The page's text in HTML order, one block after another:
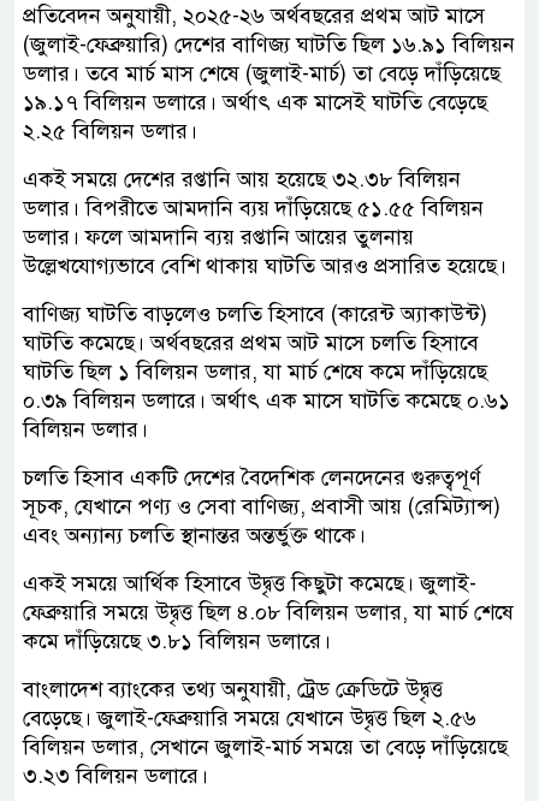
প্রতিবেদন অনুযায়ী, ২০২৫-২৬ অর্থবছরের প্রথম আট মাসে
(জুলাই-ফেব্রুয়ারি) দেশের বাণিজ্য ঘাটতি ছিল ১৬.৯১ বিলিয়ন
ডলার। তবে মার্চ মাস শেষে (জুলাই-মার্চ) তা বেড়ে দাঁড়িয়েছে
১৯.১৭ বিলিয়ন ডলারে। অর্থাৎ এক মাসেই ঘাটতি বেড়েছে
২.২৫ বিলিয়ন ডলার।
একই সময়ে দেশের রপ্তানি আয় হয়েছে ৩২.৩৮ বিলিয়ন
ডলার। বিপরীতে আমদানি ব্যয় দাঁড়িয়েছে ৫১.৫৫ বিলিয়ন
ডলার। ফলে আমদানি ব্যয় রপ্তানি আয়ের তুলনায়
উল্লেখযোগ্যভাবে বেশি থাকায় ঘাটতি আরও প্রসারিত হয়েছে।
বাণিজ্য ঘাটতি বাড়লেও চলতি হিসাবে (কারেন্ট অ্যাকাউন্ট)
ঘাটতি কমেছে। অর্থবছরের প্রথম আট মাসে চলতি হিসাবে
ঘাটতি ছিল ১ বিলিয়ন ডলার, যা মার্চ শেষে কমে দাঁড়িয়েছে
০.৩৯ বিলিয়ন ডলারে। অর্থাৎ এক মাসে ঘাটতি কমেছে ০.৬১
বিলিয়ন ডলার।
চলতি হিসাব একটি দেশের বৈদেশিক লেনদেনের গুরুত্বপূর্ণ
সূচক, যেখানে পণ্য ও সেবা বাণিজ্য, প্রবাসী আয় (রেমিট্যান্স)
এবং অন্যান্য চলতি স্থানান্তর অন্তর্ভুক্ত থাকে।
একই সময়ে আর্থিক হিসাবে উদ্বৃত্ত কিছুটা কমেছে। জুলাই-
ফেব্রুয়ারি সময়ে উদ্বৃত্ত ছিল ৪.০৮ বিলিয়ন ডলার, যা মার্চ শেষে
কমে দাঁড়িয়েছে ৩.৮১ বিলিয়ন ডলারে।
বাংলাদেশ ব্যাংকের তথ্য অনুযায়ী, ট্রেড ক্রেডিটে উদ্বৃত্ত
বেড়েছে। জুলাই-ফেব্রুয়ারি সময়ে যেখানে উদ্বৃত্ত ছিল ২.৫৬
বিলিয়ন ডলার, সেখানে জুলাই-মার্চ সময়ে তা বেড়ে দাঁড়িয়েছে
৩.২৩ বিলিয়ন ডলারে।